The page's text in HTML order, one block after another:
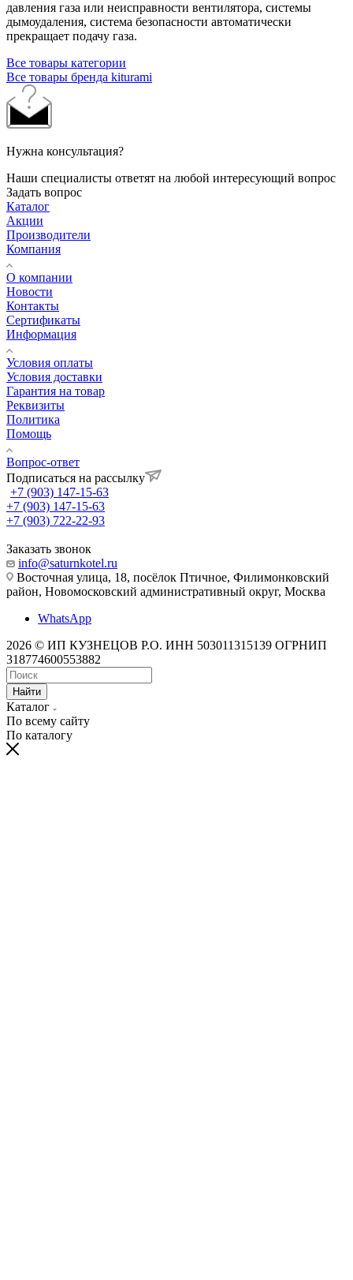
давления газа или неисправности вентилятора, системы
дымоудаления, система безопасности автоматически
прекращает подачу газа.
Все товары категории
Все товары бренда kiturami
Нужна консультация?
Наши специалисты ответят на любой интересующий вопрос
Задать вопрос
Каталог
Акции
Производители
Компания
О компании
Новости
Контакты
Сертификаты
Информация
Условия оплаты
Условия доставки
Гарантия на товар
Реквизиты
Политика
Помощь
Вопрос-ответ
Подписаться на рассылку
+7 (903) 147-15-63
+7 (903) 147-15-63
+7 (903) 722-22-93
Заказать звонок
info@saturnkotel.ru
Восточная улица, 18, посёлок Птичное, Филимонковский
район, Новомосковский административный округ, Москва
WhatsApp
2026 © ИП КУЗНЕЦОВ Р.О. ИНН 503011315139 ОГРНИП
318774600553882
Найти
Каталог
По всему сайту
По каталогу